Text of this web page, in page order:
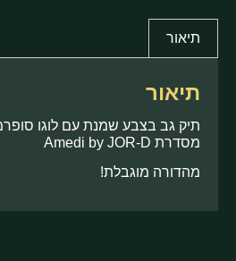
תיאור
תיאור
תיק גב בצבע שמנת עם לוגו סופרמן
מסדרת Amedi by JOR-D
מהדורה מוגבלת!